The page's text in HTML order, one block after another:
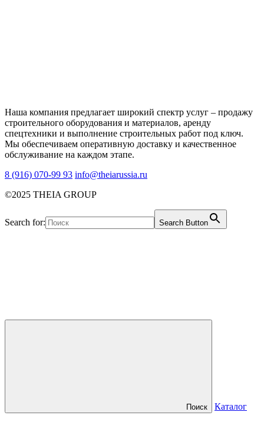
Наша компания предлагает широкий спектр услуг – продажу
строительного оборудования и материалов, аренду
спецтехники и выполнение строительных работ под ключ.
Мы обеспечиваем оперативную доставку и качественное
обслуживание на каждом этапе.
8 (916) 070-99 93 info@theiarussia.ru
©2025 THEIA GROUP
Search for: Search Button
Поиск Каталог